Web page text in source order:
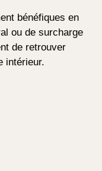
bénéfiques en
ou de surcharge
de retrouver
intérieur.